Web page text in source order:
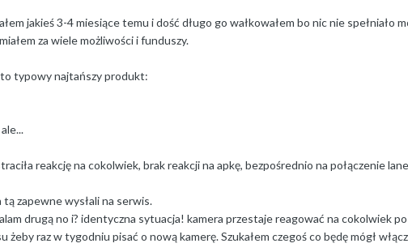
jakieś 3-4 miesiące temu i dość długo go wałkowałem bo nic nie spełniało
za wiele możliwości i funduszy.
to typowy najtańszy produkt:
reakcję na cokolwiek, brak reakcji na apkę, bezpośrednio na połączenie
tą zapewne wysłali na serwis.
drugą no i? identyczna sytuacja! kamera przestaje reagować na cokolwiek
raz w tygodniu pisać o nową kamerę. Szukałem czegoś co będę mógł